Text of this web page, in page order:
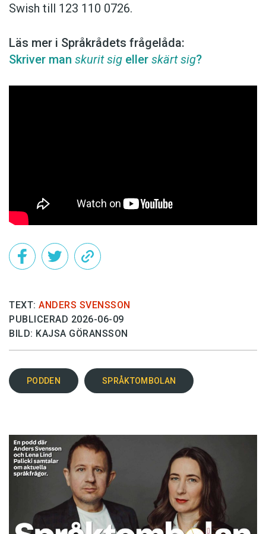
Swish till 123 110 0726.
Läs mer i Språkrådets frågelåda:
Skriver man skurit sig eller skärt sig?
TEXT: ANDERS SVENSSON
PUBLICERAD 2026-06-09
BILD: KAJSA GÖRANSSON
PODDEN SPRÅKTOMBOLAN